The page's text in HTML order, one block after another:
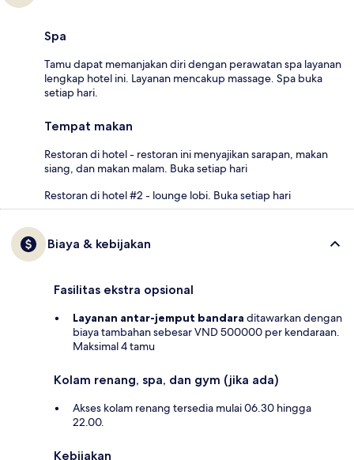
Spa
Tamu dapat memanjakan diri dengan perawatan spa layanan
lengkap hotel ini. Layanan mencakup massage. Spa buka
setiap hari.
Tempat makan
Restoran di hotel - restoran ini menyajikan sarapan, makan
siang, dan makan malam. Buka setiap hari
Restoran di hotel #2 - lounge lobi. Buka setiap hari
Biaya & kebijakan
Fasilitas ekstra opsional
Layanan antar-jemput bandara ditawarkan dengan
biaya tambahan sebesar VND 500000 per kendaraan.
Maksimal 4 tamu
Kolam renang, spa, dan gym (jika ada)
Akses kolam renang tersedia mulai 06.30 hingga
22.00.
Kebijakan